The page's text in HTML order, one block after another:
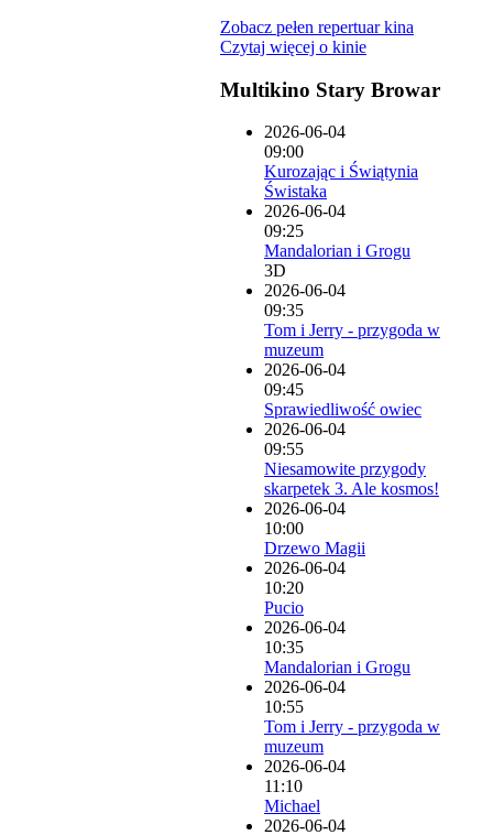
Zobacz pełen repertuar kina
Czytaj więcej o kinie
Multikino Stary Browar
2026-06-04
09:00
Kurozając i Świątynia
Świstaka
2026-06-04
09:25
Mandalorian i Grogu
3D
2026-06-04
09:35
Tom i Jerry - przygoda w
muzeum
2026-06-04
09:45
Sprawiedliwość owiec
2026-06-04
09:55
Niesamowite przygody
skarpetek 3. Ale kosmos!
2026-06-04
10:00
Drzewo Magii
2026-06-04
10:20
Pucio
2026-06-04
10:35
Mandalorian i Grogu
2026-06-04
10:55
Tom i Jerry - przygoda w
muzeum
2026-06-04
11:10
Michael
2026-06-04